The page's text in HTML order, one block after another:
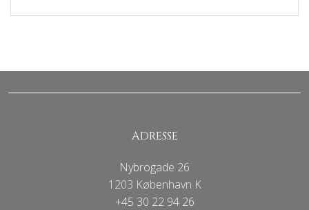
ADRESSE
Nybrogade 26
1203 København K
+45 30 22 94 26